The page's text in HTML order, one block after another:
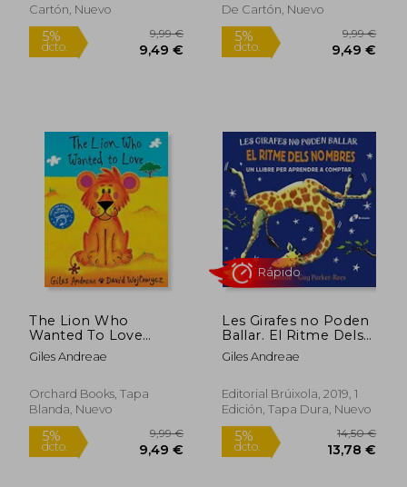
5% 9,99 € 5%
Rápido
Cartón, Nuevo
De Cartón, Nuevo
The Lion Who
Wanted To Love
(Orchard Picturs)
Giles Andreae
Orchard Books, Tapa
Blanda, Nuevo
Les Girafes no Poden
Ballar. El Ritme Dels
Nombres (en Catalán)
Giles Andreae
Editorial Brúixola, 2019, 1
Edición, Tapa Dura, Nuevo